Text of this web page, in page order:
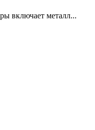
включает металл...